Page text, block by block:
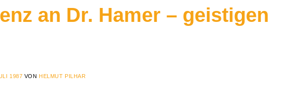
an Dr. Hamer – geistigen
1987 VON HELMUT PILHAR